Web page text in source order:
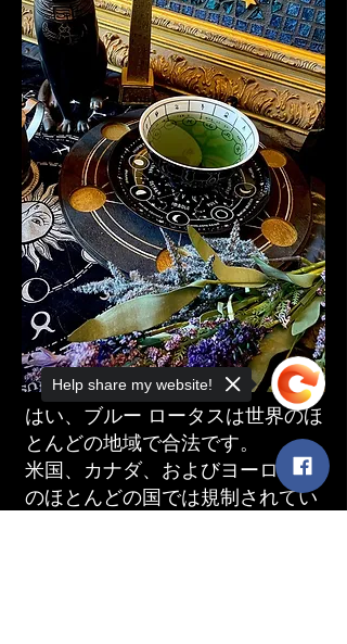
はい、ブルー ロータスは世界のほ
とんどの地域で合法です。
米国、カナダ、およびヨーロッパ
のほとんどの国では規制されてい
Help share my website!